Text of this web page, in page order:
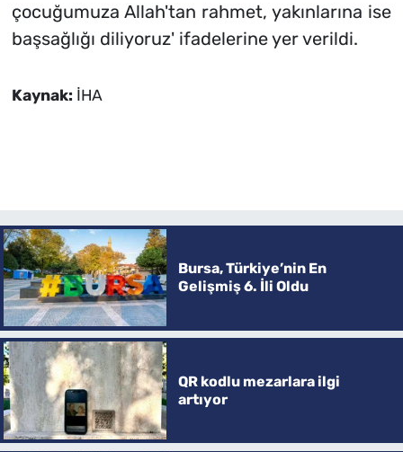
çocuğumuza Allah'tan rahmet, yakınlarına ise
başsağlığı diliyoruz' ifadelerine yer verildi.
Kaynak: İHA
Bursa, Türkiye’nin En
Gelişmiş 6. İli Oldu
QR kodlu mezarlara ilgi
artıyor